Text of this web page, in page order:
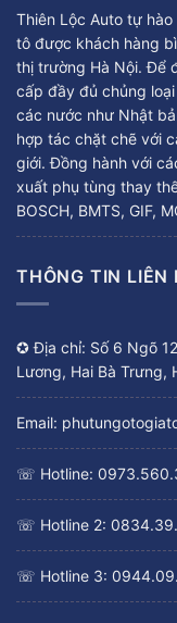
Thiên Lộc Auto tự
tô được khách hàng
thị trường Hà Nội. Để
cấp đầy đủ chủng
các nước như Nhật
hợp tác chặt chẽ với
giới. Đồng hành với
xuất phụ tùng thay thế
BOSCH, BMTS, GIF,
THÔNG TIN LIÊN
✪ Địa chỉ: Số 6 Ngõ
Lương, Hai Bà Trưng,
Email:
☏ Hotline:
☏ Hotline 2:
☏ Hotline 3: